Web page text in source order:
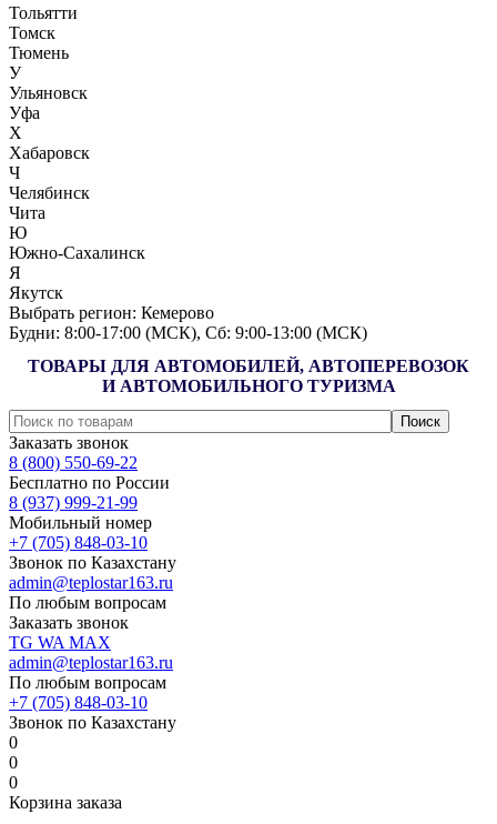
Тольятти
Томск
Тюмень
У
Ульяновск
Уфа
Х
Хабаровск
Ч
Челябинск
Чита
Ю
Южно-Сахалинск
Я
Якутск
Выбрать регион: Кемерово
Будни: 8:00‑17:00 (МСК), Сб: 9:00‑13:00 (МСК)
ТОВАРЫ ДЛЯ АВТОМОБИЛЕЙ, АВТОПЕРЕВОЗОК
И АВТОМОБИЛЬНОГО ТУРИЗМА
Заказать звонок
8 (800) 550-69-22
Бесплатно по России
8 (937) 999-21-99
Мобильный номер
+7 (705) 848-03-10
Звонок по Казахстану
admin@teplostar163.ru
По любым вопросам
Заказать звонок
TG WA MAX
admin@teplostar163.ru
По любым вопросам
+7 (705) 848-03-10
Звонок по Казахстану
0
0
0
Корзина заказа